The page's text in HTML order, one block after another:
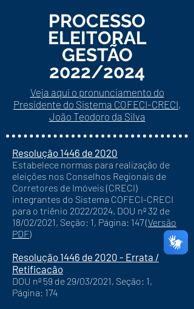
PROCESSO
ELEITORAL
GESTÃO
2022/2024
Veja aqui o pronunciamento do
Presidente do Sistema COFECI-CRECI,
João Teodoro da Silva
Resolução 1446 de 2020
Estabelece normas para realização de
eleições nos Conselhos Regionais de
Corretores de Imóveis (CRECI)
integrantes do Sistema COFECI-CRECI
para o triênio 2022/2024. DOU nº 32 de
18/02/2021, Seção: 1, Página: 147 (Versão
PDF)
Resolução 1446 de 2020 - Errata /
Retificacão
DOU nº 59 de 29/03/2021, Seção: 1,
Página: 174